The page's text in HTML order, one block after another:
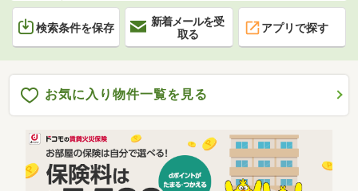
検索条件を保存
新着メールを受
取る
アプリで探す
お気に入り物件一覧を見る